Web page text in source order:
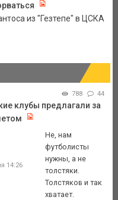
из "Гезтепе" в ЦСКА
788 44
клубы предлагали за
14:26
Не, нам
футболисты
нужны, а не
толстяки.
Толстяков и так
хватает.